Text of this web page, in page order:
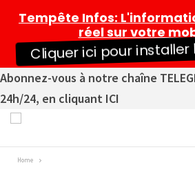
Abonnez-vous à notre chaîne
24h/24, en cliquant ICI
Home
Tempête Infos:
réel sur votre
Cliquer ici pour installer